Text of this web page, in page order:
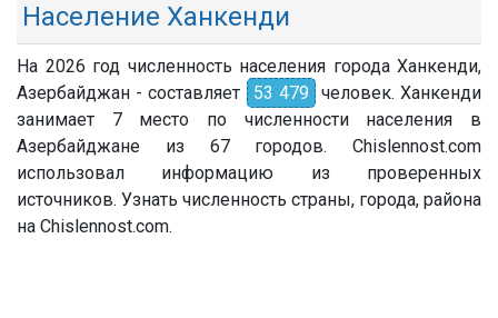
Население Ханкенди
На 2026 год численность населения города Ханкенди,
Азербайджан - составляет
53 479 человек. Ханкенди
занимает 7 место по численности населения в
Азербайджане из 67 городов. Chislennost.com
использовал информацию из проверенных
источников. Узнать численность страны, города, района
на Chislennost.com.